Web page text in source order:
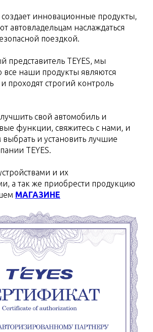
создает инновационные продукты,
автовладельцам наслаждаться
поездкой.
представитель TEYES, мы
все наши продукты являются
проходят строгий контроль
свой автомобиль и
функции, свяжитесь с нами, и
и установить лучшие
TEYES.
и их
а так же приобрести продукцию
МАГАЗИНЕ